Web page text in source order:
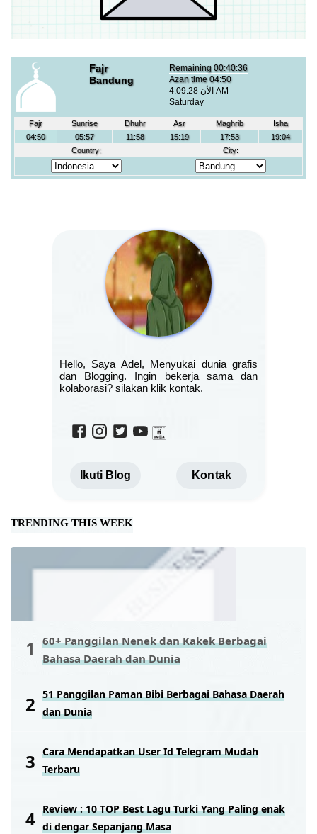
Hello, Saya Adel, Menyukai dunia grafis
dan Blogging. Ingin bekerja sama dan
kolaborasi? silakan klik kontak.
Ikuti Blog Kontak
TRENDING THIS WEEK
60+ Panggilan Nenek dan Kakek Berbagai
Bahasa Daerah dan Dunia
51 Panggilan Paman Bibi Berbagai Bahasa Daerah
dan Dunia
Cara Mendapatkan User Id Telegram Mudah
Terbaru
Review : 10 TOP Best Lagu Turki Yang Paling enak
di dengar Sepanjang Masa